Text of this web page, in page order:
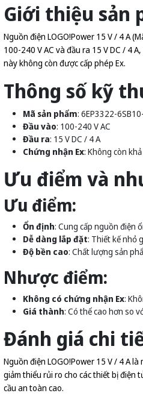
Giới thiệu sản
Nguồn điện LOGO!Power 15 V / 4 A
100-240 V AC và đầu ra 15 V DC / 4
này không còn được cấp phép Ex.
Thông số kỹ
Mã sản phẩm: 6EP3322-
Đầu vào: 100-240 V AC
Đầu ra: 15 V DC / 4 A
Chứng nhận Ex: Không còn
Ưu điểm và
Ưu điểm:
Ổn định: Cung cấp nguồn điện
Dễ dàng lắp đặt: Thiết kế nhỏ
Độ bền cao: Chất lượng sản
Nhược điểm:
Không có chứng nhận Ex:
Giá thành: Có thể cao hơn so
Đánh giá chi
Nguồn điện LOGO!Power 15 V / 4 A
giảm thiểu rủi ro cho các thiết bị điện
cầu an toàn cao.